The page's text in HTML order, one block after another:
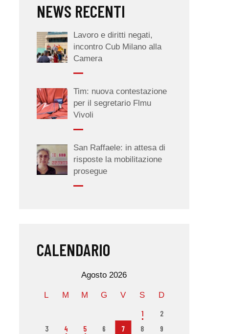
NEWS RECENTI
Lavoro e diritti negati,
incontro Cub Milano alla
Camera
Tim: nuova contestazione
per il segretario Flmu
Vivoli
San Raffaele: in attesa di
risposte la mobilitazione
prosegue
CALENDARIO
Agosto 2026
L M M G V S D
1
2
3
4 5 6 7 8
9